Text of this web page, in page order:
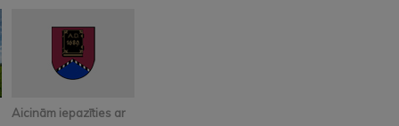
Aicinām iepazīties ar